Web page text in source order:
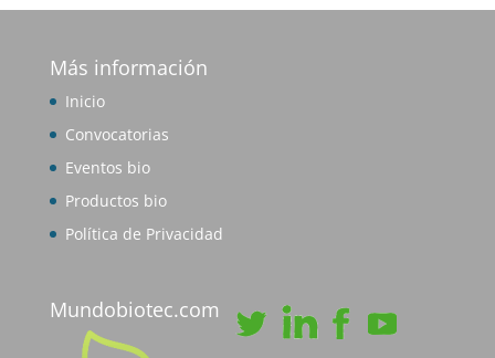
Más información
Inicio
Convocatorias
Eventos bio
Productos bio
Política de Privacidad
Mundobiotec.com